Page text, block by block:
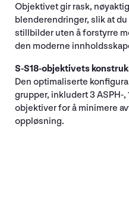
Objektivet gir rask,
blenderendringer, slik at
stillbilder uten å forstyrre
den moderne
S-S18-objektivets
Den optimaliserte
grupper, inkludert 3 ASPH-,
objektiver for å minimere
oppløsning.